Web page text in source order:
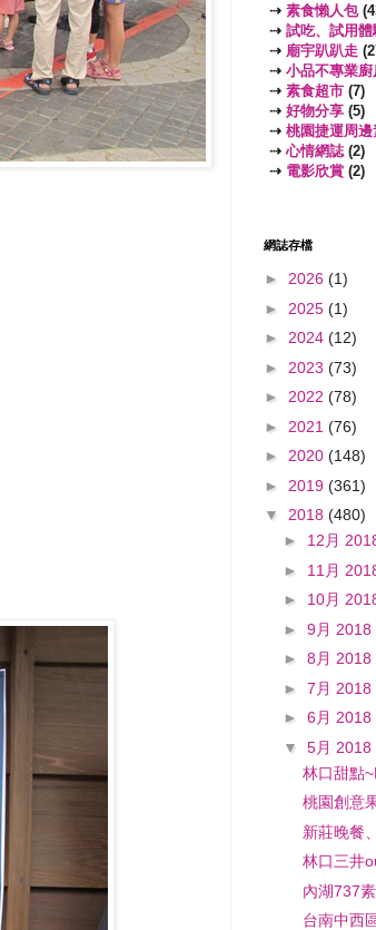
⇢ 素食懶人包
⇢ 試吃、試用體
⇢ 廟宇趴趴走
⇢ 小品不專業廚
⇢ 素食超市 (7)
⇢ 好物分享 (5)
⇢ 桃園捷運周邊
⇢心情網誌 (2)
⇢ 電影欣賞 (2)
網誌存檔
► 2026 (1)
► 2025 (1)
► 2024 (12)
► 2023 (73)
► 2022 (78)
► 2021 (76)
► 2020 (148)
► 2019 (361)
▼ 2018 (480)
► 12月
► 11月
► 10月
► 9月 2018
► 8月 2018
► 7月 2018
► 6月 2018
▼ 5月 2018
林口甜點
桃園創意
新莊晚餐
林口三井
內湖737
台南中西